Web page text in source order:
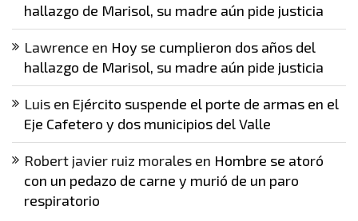
hallazgo de Marisol, su madre aún pide justicia
Lawrence en Hoy se cumplieron dos años del
hallazgo de Marisol, su madre aún pide justicia
Luis en Ejército suspende el porte de armas en el
Eje Cafetero y dos municipios del Valle
Robert javier ruiz morales en Hombre se atoró
con un pedazo de carne y murió de un paro
respiratorio